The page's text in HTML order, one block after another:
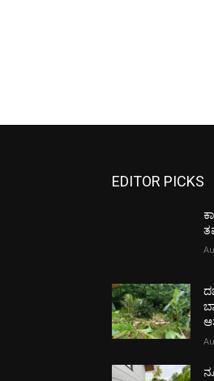
EDITOR PICKS